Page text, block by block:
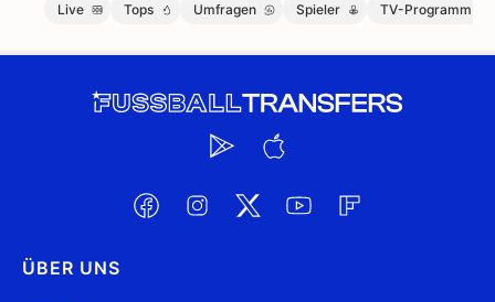
Live Tops Umfragen Spieler TV-Programm
ÜBER UNS